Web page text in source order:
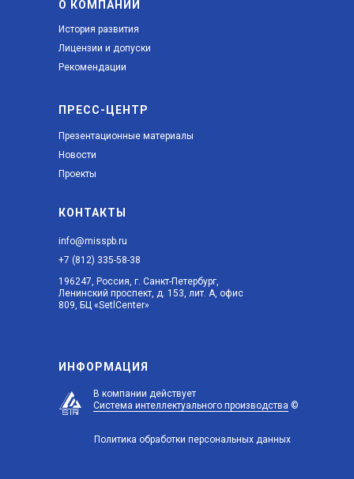
О КОМПАНИИ
История развития
Лицензии и допуски
Рекомендации
ПРЕСС-ЦЕНТР
Презентационные материалы
Новости
Проекты
КОНТАКТЫ
Политика обработки персональных данных
196247, Россия, г. Санкт-Петербург,
Ленинский проспект, д. 153, лит. А, офис
809, БЦ «SetlCenter»
info@misspb.ru
+7 (812) 335-58-38
ИНФОРМАЦИЯ
В компании действует
Система интеллектуального производства ©